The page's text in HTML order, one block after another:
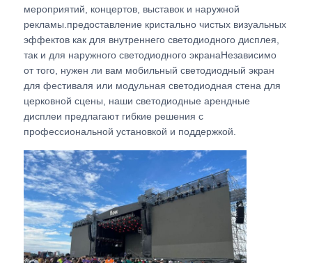
Свяжитесь с нами
Новости
Случаи
Запросить расценки
Светодиодный видеостенный дисплей
Светодиодный экран дисплея
мероприятий, концертов, выставок и наружной
рекламы.предоставление кристально чистых визуальных
эффектов как для внутреннего светодиодного дисплея,
так и для наружного светодиодного экранаНезависимо
от того, нужен ли вам мобильный светодиодный экран
для фестиваля или модульная светодиодная стена для
церковной сцены, наши светодиодные арендные
дисплеи предлагают гибкие решения с
профессиональной установкой и поддержкой.